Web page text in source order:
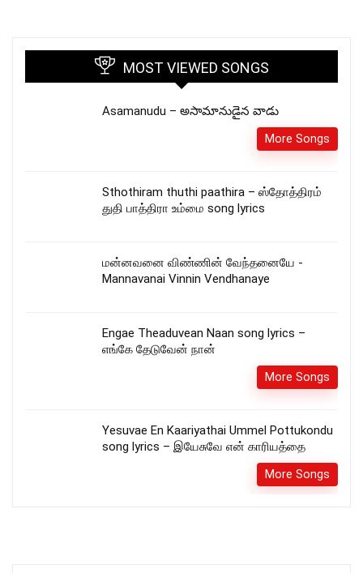
MOST VIEWED SONGS
Asamanudu – అసామానుడైన వాడు
More Songs
Sthothiram thuthi paathira – ஸ்தோத்திரம்
துதி பாத்திரா உம்மை song lyrics
மன்னவனை விண்ணின் வேந்தனையே -
Mannavanai Vinnin Vendhanaye
Engae Theaduvean Naan song lyrics –
எங்கே தேடுவேன் நான்
More Songs
Yesuvae En Kaariyathai Ummel Pottukondu
song lyrics – இயேசுவே என் காரியத்தை
More Songs